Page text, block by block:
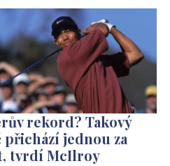
rekord? Takový
přichází jednou za
tvrdí McIlroy